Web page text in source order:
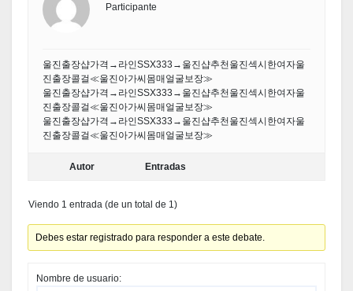
Participante
울진출장샵가격→라인SSX333→울진샵추천울진섹시한여자울
진출장콜걸≪울진아가씨몸매얼굴보장≫
울진출장샵가격→라인SSX333→울진샵추천울진섹시한여자울
진출장콜걸≪울진아가씨몸매얼굴보장≫
울진출장샵가격→라인SSX333→울진샵추천울진섹시한여자울
진출장콜걸≪울진아가씨몸매얼굴보장≫
Autor Entradas
Viendo 1 entrada (de un total de 1)
Debes estar registrado para responder a este debate.
Nombre de usuario: